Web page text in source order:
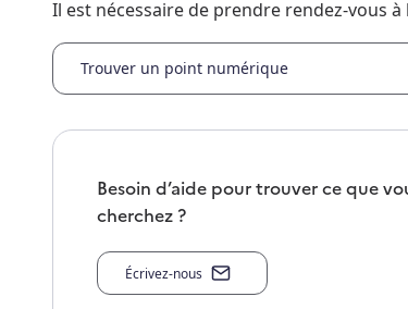
Il est nécessaire de prendre rendez-vous à
Trouver un point numérique
Besoin d’aide pour trouver ce que
cherchez ?
Écrivez-nous